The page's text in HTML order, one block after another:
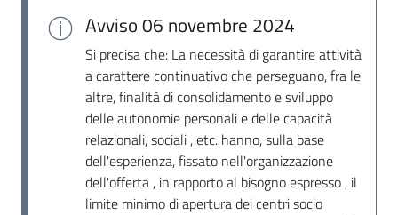
Avviso06 novembre 2024
Si precisa che: La necessità di garantire attività
a carattere continuativo che perseguano, fra le
altre, finalità di consolidamento e sviluppo
delle autonomie personali e delle capacità
relazionali, sociali , etc. hanno, sulla base
dell'esperienza, fissato nell'organizzazione
dell'offerta , in rapporto al bisogno espresso , il
limite minimo di apertura dei centri socio